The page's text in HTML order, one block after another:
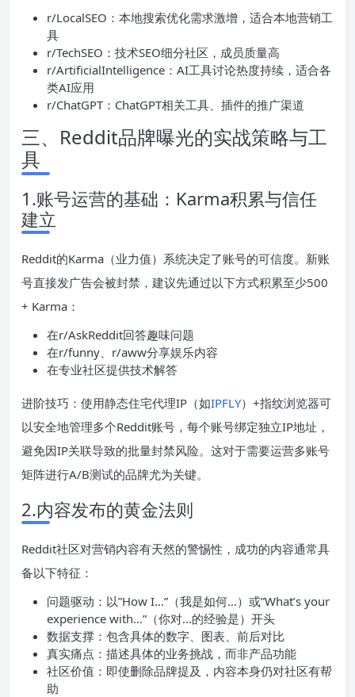
r/LocalSEO：本地搜索优化需求激增，适合本地营销工
具
r/TechSEO：技术SEO细分社区，成员质量高
r/ArtificialIntelligence：AI工具讨论热度持续，适合各
类AI应用
r/ChatGPT：ChatGPT相关工具、插件的推广渠道
三、Reddit品牌曝光的实战策略与工
具
1.账号运营的基础：Karma积累与信任
建立
Reddit的Karma（业力值）系统决定了账号的可信度。新账
号直接发广告会被封禁，建议先通过以下方式积累至少500
+ Karma：
在r/AskReddit回答趣味问题
在r/funny、r/aww分享娱乐内容
在专业社区提供技术解答
进阶技巧：使用静态住宅代理IP（如IPFLY）+指纹浏览器可
以安全地管理多个Reddit账号，每个账号绑定独立IP地址，
避免因IP关联导致的批量封禁风险。这对于需要运营多账号
矩阵进行A/B测试的品牌尤为关键。
2.内容发布的黄金法则
Reddit社区对营销内容有天然的警惕性，成功的内容通常具
备以下特征：
问题驱动：以”How I…”（我是如何…）或”What’s your
experience with…”（你对…的经验是）开头
数据支撑：包含具体的数字、图表、前后对比
真实痛点：描述具体的业务挑战，而非产品功能
社区价值：即使删除品牌提及，内容本身仍对社区有帮
助